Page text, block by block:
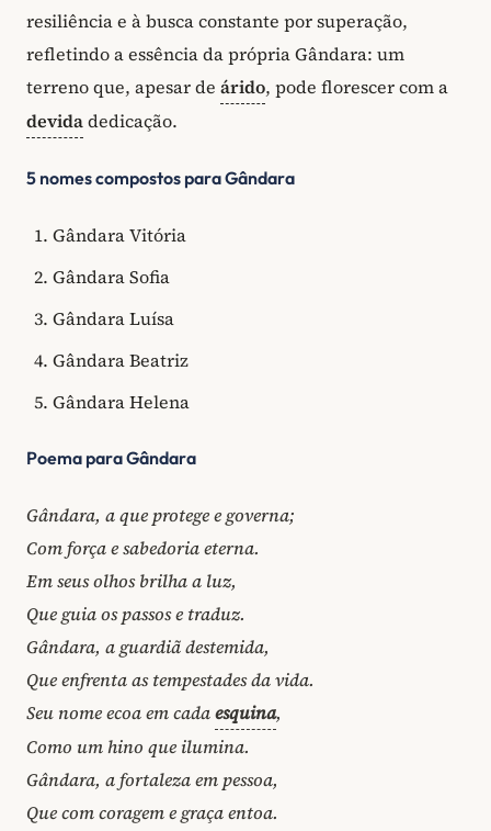
resiliência e à busca constante por superação,
refletindo a essência da própria Gândara: um
terreno que, apesar de árido, pode florescer com a
devidadedicação.
5 nomes compostos para Gândara
Gândara Vitória
Gândara Sofia
Gândara Luísa
Gândara Beatriz
Gândara Helena
Poema para Gândara
Gândara, a que protege e governa;
Com força e sabedoria eterna.
Em seus olhos brilha a luz,
Que guia os passos e traduz.
Gândara, a guardiã destemida,
Que enfrenta as tempestades da vida.
Seu nome ecoa em cadaesquina,
Como um hino que ilumina.
Gândara, a fortaleza em pessoa,
Que com coragem e graça entoa.